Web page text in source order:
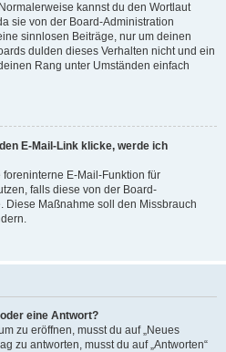
kannst du den Wortlaut
sie von der Board-Administration
sinnlosen Beiträge, nur um deinen
dulden dieses Verhalten nicht und ein
Rang unter Umständen einfach
E-Mail-Link klicke, werde ich
E-Mail-Funktion für
falls diese von der Board-
Diese Maßnahme soll den Missbrauch
eine Antwort?
zu eröffnen, musst du auf „Neues
zu antworten, musst du auf „Antworten“